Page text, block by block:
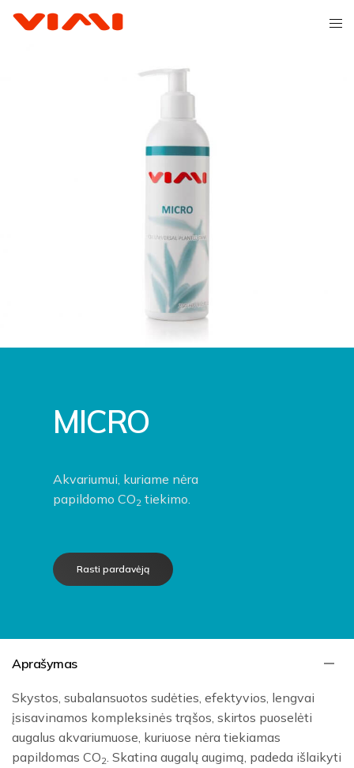
MICRO
Akvariumui, kuriame nėra
papildomo CO2 tiekimo.
Rasti pardavėją
Aprašymas
Skystos, subalansuotos sudėties, efektyvios, lengvai
įsisavinamos kompleksinės trąšos, skirtos puoselėti
augalus akvariumuose, kuriuose nėra tiekiamas
papildomas CO2. Skatina augalų augimą, padeda išlaikyti